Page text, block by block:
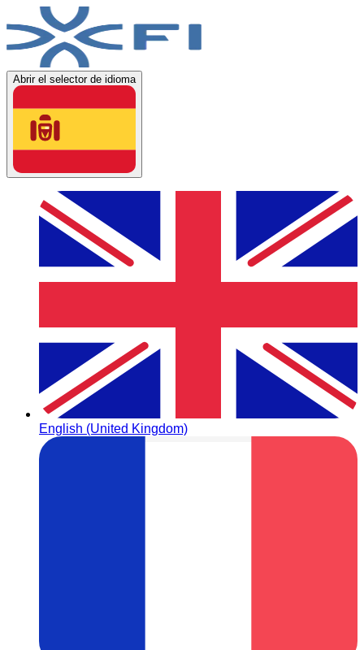
Abrir el selector de idioma
English (United Kingdom)